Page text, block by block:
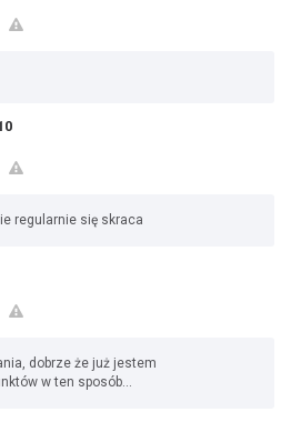
regularnie się skraca
dobrze że już jestem
w ten sposób...